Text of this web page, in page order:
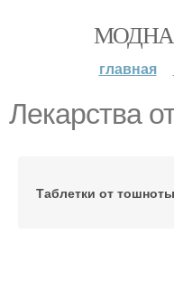
главная
Лекарства
Таблетки от тошноты